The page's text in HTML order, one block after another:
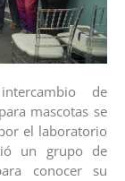
de
mascotas se
el laboratorio
un grupo de
conocer su